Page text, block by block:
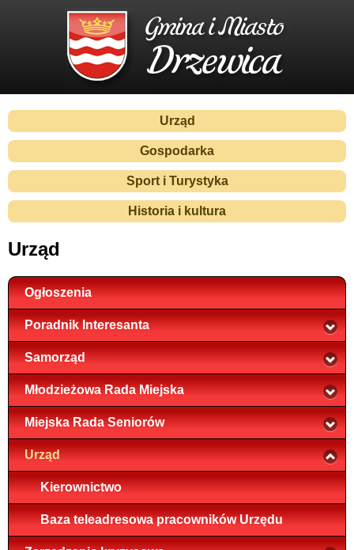
Urząd
Gospodarka
Sport i Turystyka
Historia i kultura
Urząd
Ogłoszenia
Poradnik Interesanta
Samorząd
Młodzieżowa Rada Miejska
Miejska Rada Seniorów
Urząd
Kierownictwo
Baza teleadresowa pracowników Urzędu